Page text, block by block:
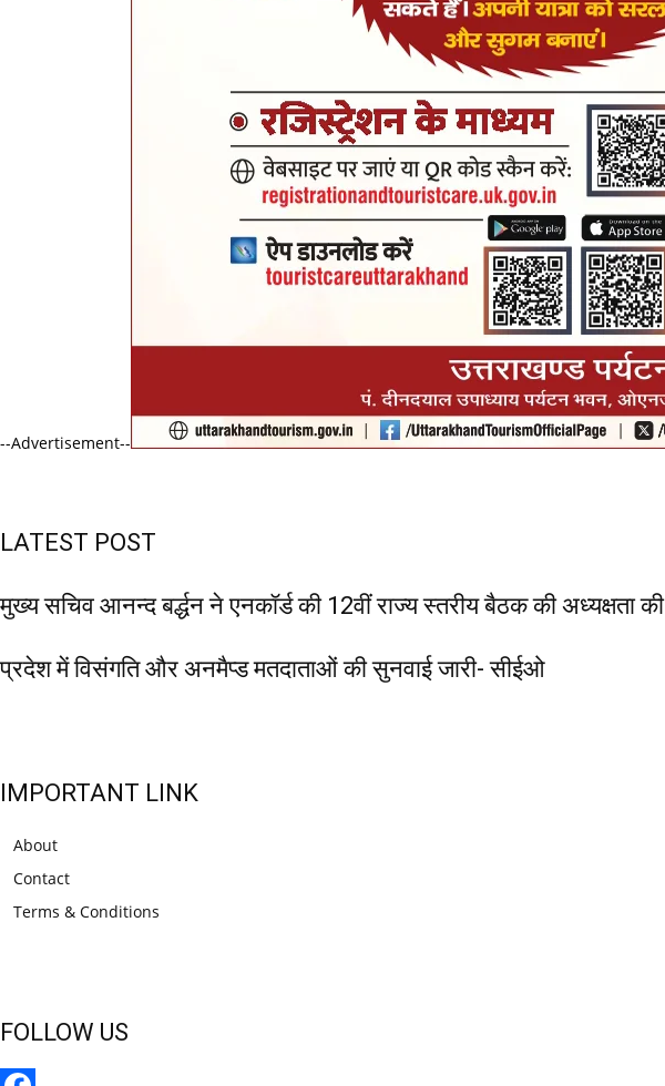
--Advertisement--
LATEST POST
मुख्य सचिव आनन्द बर्द्धन ने एनकॉर्ड की 12वीं राज्य स्तरीय बैठक की अध्यक्षता की
प्रदेश में विसंगति और अनमैप्ड मतदाताओं की सुनवाई जारी- सीईओ
IMPORTANT LINK
About
Contact
Terms & Conditions
FOLLOW US